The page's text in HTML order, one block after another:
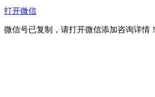
打开微信
微信号已复制，请打开微信添加咨询详情！